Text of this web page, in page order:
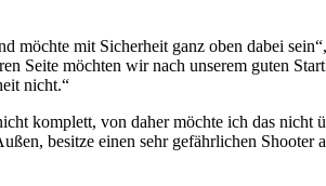
möchte mit Sicherheit ganz oben dabei
Seite möchten wir nach unserem guten
nicht.“
komplett, von daher möchte ich das nicht
besitze einen sehr gefährlichen Shooter